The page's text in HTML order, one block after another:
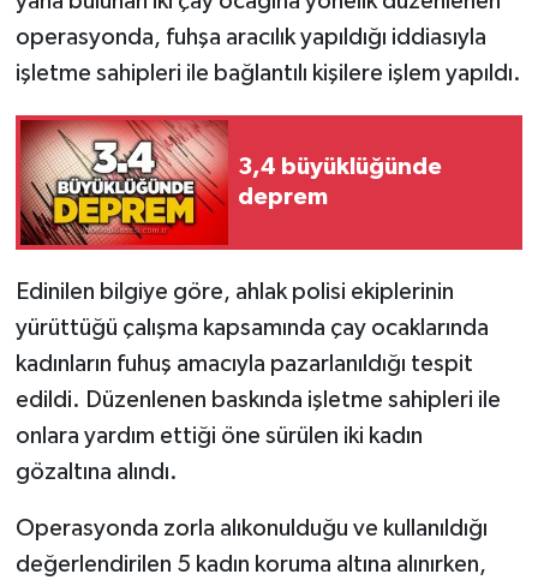
operasyonda, fuhşa aracılık yapıldığı iddiasıyla
işletme sahipleri ile bağlantılı kişilere işlem yapıldı.
3,4 büyüklüğünde
deprem
Edinilen bilgiye göre, ahlak polisi ekiplerinin
yürüttüğü çalışma kapsamında çay ocaklarında
kadınların fuhuş amacıyla pazarlanıldığı tespit
edildi. Düzenlenen baskında işletme sahipleri ile
onlara yardım ettiği öne sürülen iki kadın
gözaltına alındı.
Operasyonda zorla alıkonulduğu ve kullanıldığı
değerlendirilen 5 kadın koruma altına alınırken,
Gökçebey
GÜNDEM
İş ilanı
Kilimli
Kültür - Sanat
MAGAZİN
Politika
Resmi İlan
Röportaj